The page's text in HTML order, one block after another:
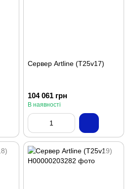
Сервер Artline (T25v17)
104 061 грн
В наявності